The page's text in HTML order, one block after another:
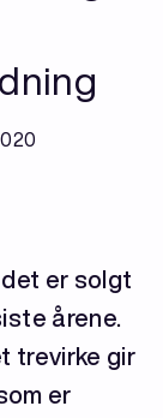
er solgt
årene.
trevirke gir
er